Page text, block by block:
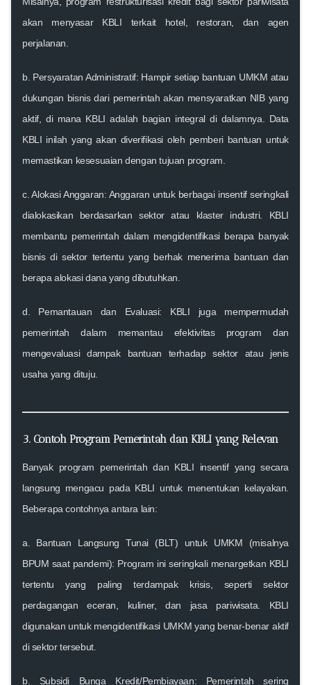
akan menyasar KBLI terkait hotel, restoran, dan agen
perjalanan.
b. Persyaratan Administratif: Hampir setiap bantuan UMKM atau
dukungan bisnisdari pemerintah akan mensyaratkan NIB yang
aktif, di mana KBLI adalah bagian integral di dalamnya. Data
KBLI inilah yang akan diverifikasi oleh pemberi bantuan untuk
memastikan kesesuaian dengan tujuan program.
c. Alokasi Anggaran: Anggaran untuk berbagai insentif seringkali
dialokasikan berdasarkan sektor atau klaster industri. KBLI
membantu pemerintah dalam mengidentifikasi berapa banyak
bisnis di sektor tertentu yang berhak menerima bantuan dan
berapa alokasi dana yang dibutuhkan.
d . Pemantauan dan Evaluasi: KBLI juga mempermudah
pemerintah dalam memantau efektivitas program dan
mengevaluasi dampak bantuan terhadap sektor atau jenis
usaha yang dituju.
3. Contoh Program Pemerintah dan KBLI yang Relevan
Banyak program pemerintah dan KBLI insentifyang secara
langsung mengacu pada KBLI untuk menentukan kelayakan.
Beberapa contohnya antara lain:
a . Bantuan Langsung Tunai (BLT) untuk UMKM (misalnya
BPUM saat pandemi): Program ini seringkali menargetkan KBLI
tertentu yang paling terdampak krisis, seperti sektor
perdagangan eceran, kuliner, dan jasa pariwisata. KBLI
digunakan untuk mengidentifikasi UMKM yang benar-benar aktif
di sektor tersebut.
b. Subsidi Bunga Kredit/Pembiayaan: Pemerintah sering